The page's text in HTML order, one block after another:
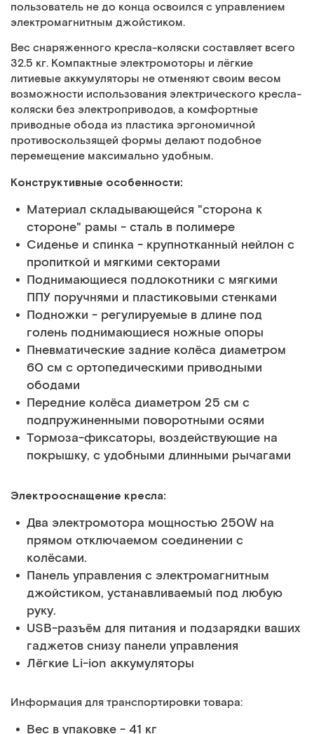
пользователь не до конца освоился с управлением
электромагнитным джойстиком.
Вес снаряженного кресла-коляски составляет всего
32.5 кг. Компактные электромоторы и лёгкие
литиевые аккумуляторы не отменяют своим весом
возможности использования электрического кресла-
коляски без электроприводов, а комфортные
приводные обода из пластика эргономичной
противоскользящей формы делают подобное
перемещение максимально удобным.
Конструктивные особенности:
Материал складывающейся "сторона к
стороне" рамы - сталь в полимере
Сиденье и спинка - крупнотканный нейлон с
пропиткой и мягкими секторами
Поднимающиеся подлокотники с мягкими
ППУ поручнями и пластиковыми стенками
Подножки - регулируемые в длине под
голень поднимающиеся ножные опоры
Пневматические задние колёса диаметром
60 см с ортопедическими приводными
ободами
Передние колёса диаметром 25 см с
подпружиненными поворотными осями
Тормоза-фиксаторы, воздействующие на
покрышку, с удобными длинными рычагами
Электрооснащение кресла:
Два электромотора мощностью 250W на
прямом отключаемом соединении с
колёсами.
Панель управления с электромагнитным
джойстиком, устанавливаемый под любую
руку.
USB-разъём для питания и подзарядки ваших
гаджетов снизу панели управления
Лёгкие Li-ion аккумуляторы
Информация для транспортировки товара:
Вес в упаковке - 41 кг